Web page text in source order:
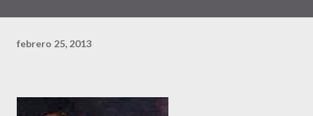
febrero 25, 2013